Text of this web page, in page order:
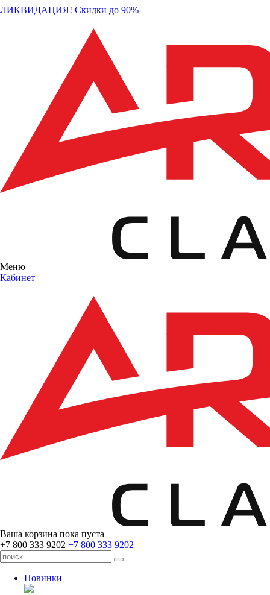
ЛИКВИДАЦИЯ! Скидки до 90%
Меню
Кабинет
Ваша корзина пока пуста
+7 800 333 9202 +7 800 333 9202
Новинки